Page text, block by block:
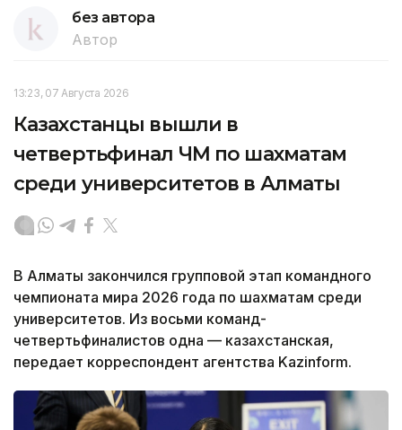
без автора
Автор
13:23, 07 Августа 2026
Казахстанцы вышли в
четвертьфинал ЧМ по шахматам
среди университетов в Алматы
В Алматы закончился групповой этап командного
чемпионата мира 2026 года по шахматам среди
университетов. Из восьми команд-
четвертьфиналистов одна — казахстанская,
передает корреспондент агентства Kazinform.